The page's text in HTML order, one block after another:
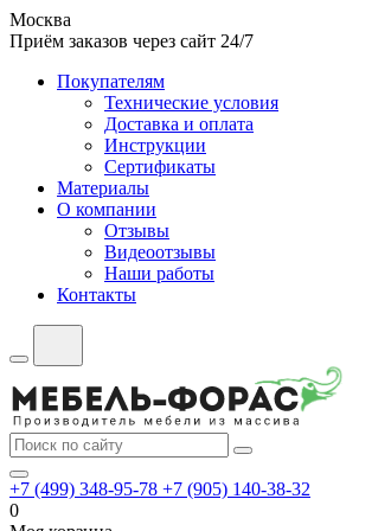
Москва
Приём заказов через сайт 24/7
Покупателям
Технические условия
Доставка и оплата
Инструкции
Сертификаты
Материалы
О компании
Отзывы
Видеоотзывы
Наши работы
Контакты
+7 (499) 348-95-78 +7 (905) 140-38-32
0